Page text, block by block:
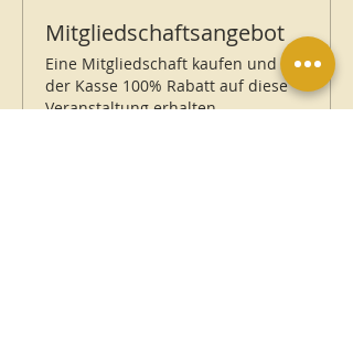
Mitgliedschaftsangebot
Eine Mitgliedschaft kaufen und an
der Kasse 100% Rabatt auf diese
Veranstaltung erhalten